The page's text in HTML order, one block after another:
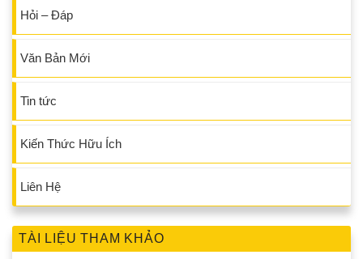
Hỏi – Đáp
Văn Bản Mới
Tin tức
Kiến Thức Hữu Ích
Liên Hệ
TÀI LIỆU THAM KHẢO